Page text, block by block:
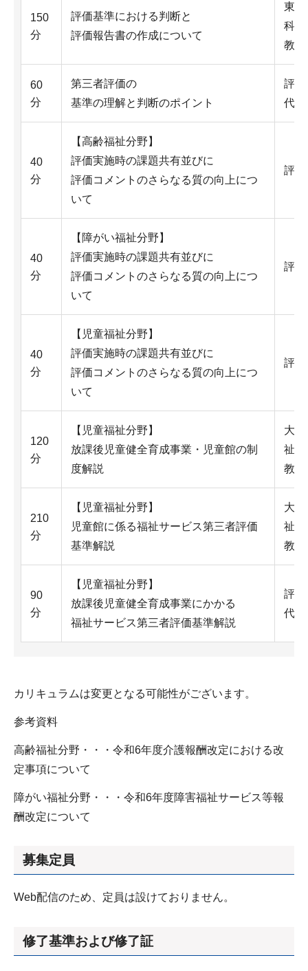
150
分
評価基準における判断と
評価報告書の作成について
東
科
教
60
分
第三者評価の
基準の理解と判断のポイント
評
代
40
分
【高齢福祉分野】
評価実施時の課題共有並びに
評価コメントのさらなる質の向上につ
いて
評
40
分
【障がい福祉分野】
評価実施時の課題共有並びに
評価コメントのさらなる質の向上につ
いて
評
40
分
【児童福祉分野】
評価実施時の課題共有並びに
評価コメントのさらなる質の向上につ
いて
評
120
分
【児童福祉分野】
放課後児童健全育成事業・児童館の制
度解説
大
祉学
教
210
分
【児童福祉分野】
児童館に係る福祉サービス第三者評価
基準解説
大
祉学
教
90
分
【児童福祉分野】
放課後児童健全育成事業にかかる
福祉サービス第三者評価基準解説
評
代
カリキュラムは変更となる可能性がございます。
参考資料
高齢福祉分野・・・令和6年度介護報酬改定における改
定事項について
障がい福祉分野・・・令和6年度障害福祉サービス等報
酬改定について
募集定員
Web配信のため、定員は設けておりません。
修了基準および修了証